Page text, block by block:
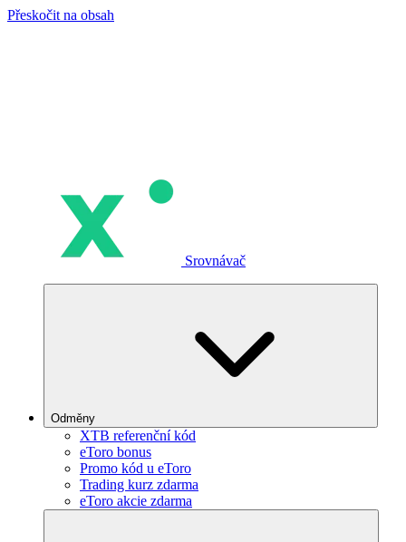
Přeskočit na obsah
Srovnávač
Odměny
XTB referenční kód
eToro bonus
Promo kód u eToro
Trading kurz zdarma
eToro akcie zdarma